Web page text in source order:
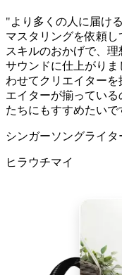
"より多くの人に届け
マスタリングを依頼
スキルのおかげで、
サウンドに仕上がり
わせてクリエイター
エイターが揃ってい
たちにもすすめたいで
シンガーソングライタ
ヒラウチマイ